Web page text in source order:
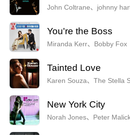
John Coltrane、johnny
You're the Boss
Miranda Kerr、Bobby Fox
Tainted Love
Karen Souza、The Stella
New York City
Norah Jones、Peter